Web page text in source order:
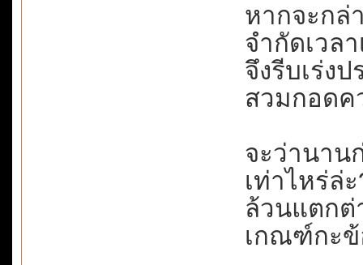
หากจะกล่
จำกัดเวล
จึงรีบเร่ง
สวมกอดค
จะว่านาน
เท่าไหร่ล่
ล้วนแตกต่
เกณฑ์กะข้